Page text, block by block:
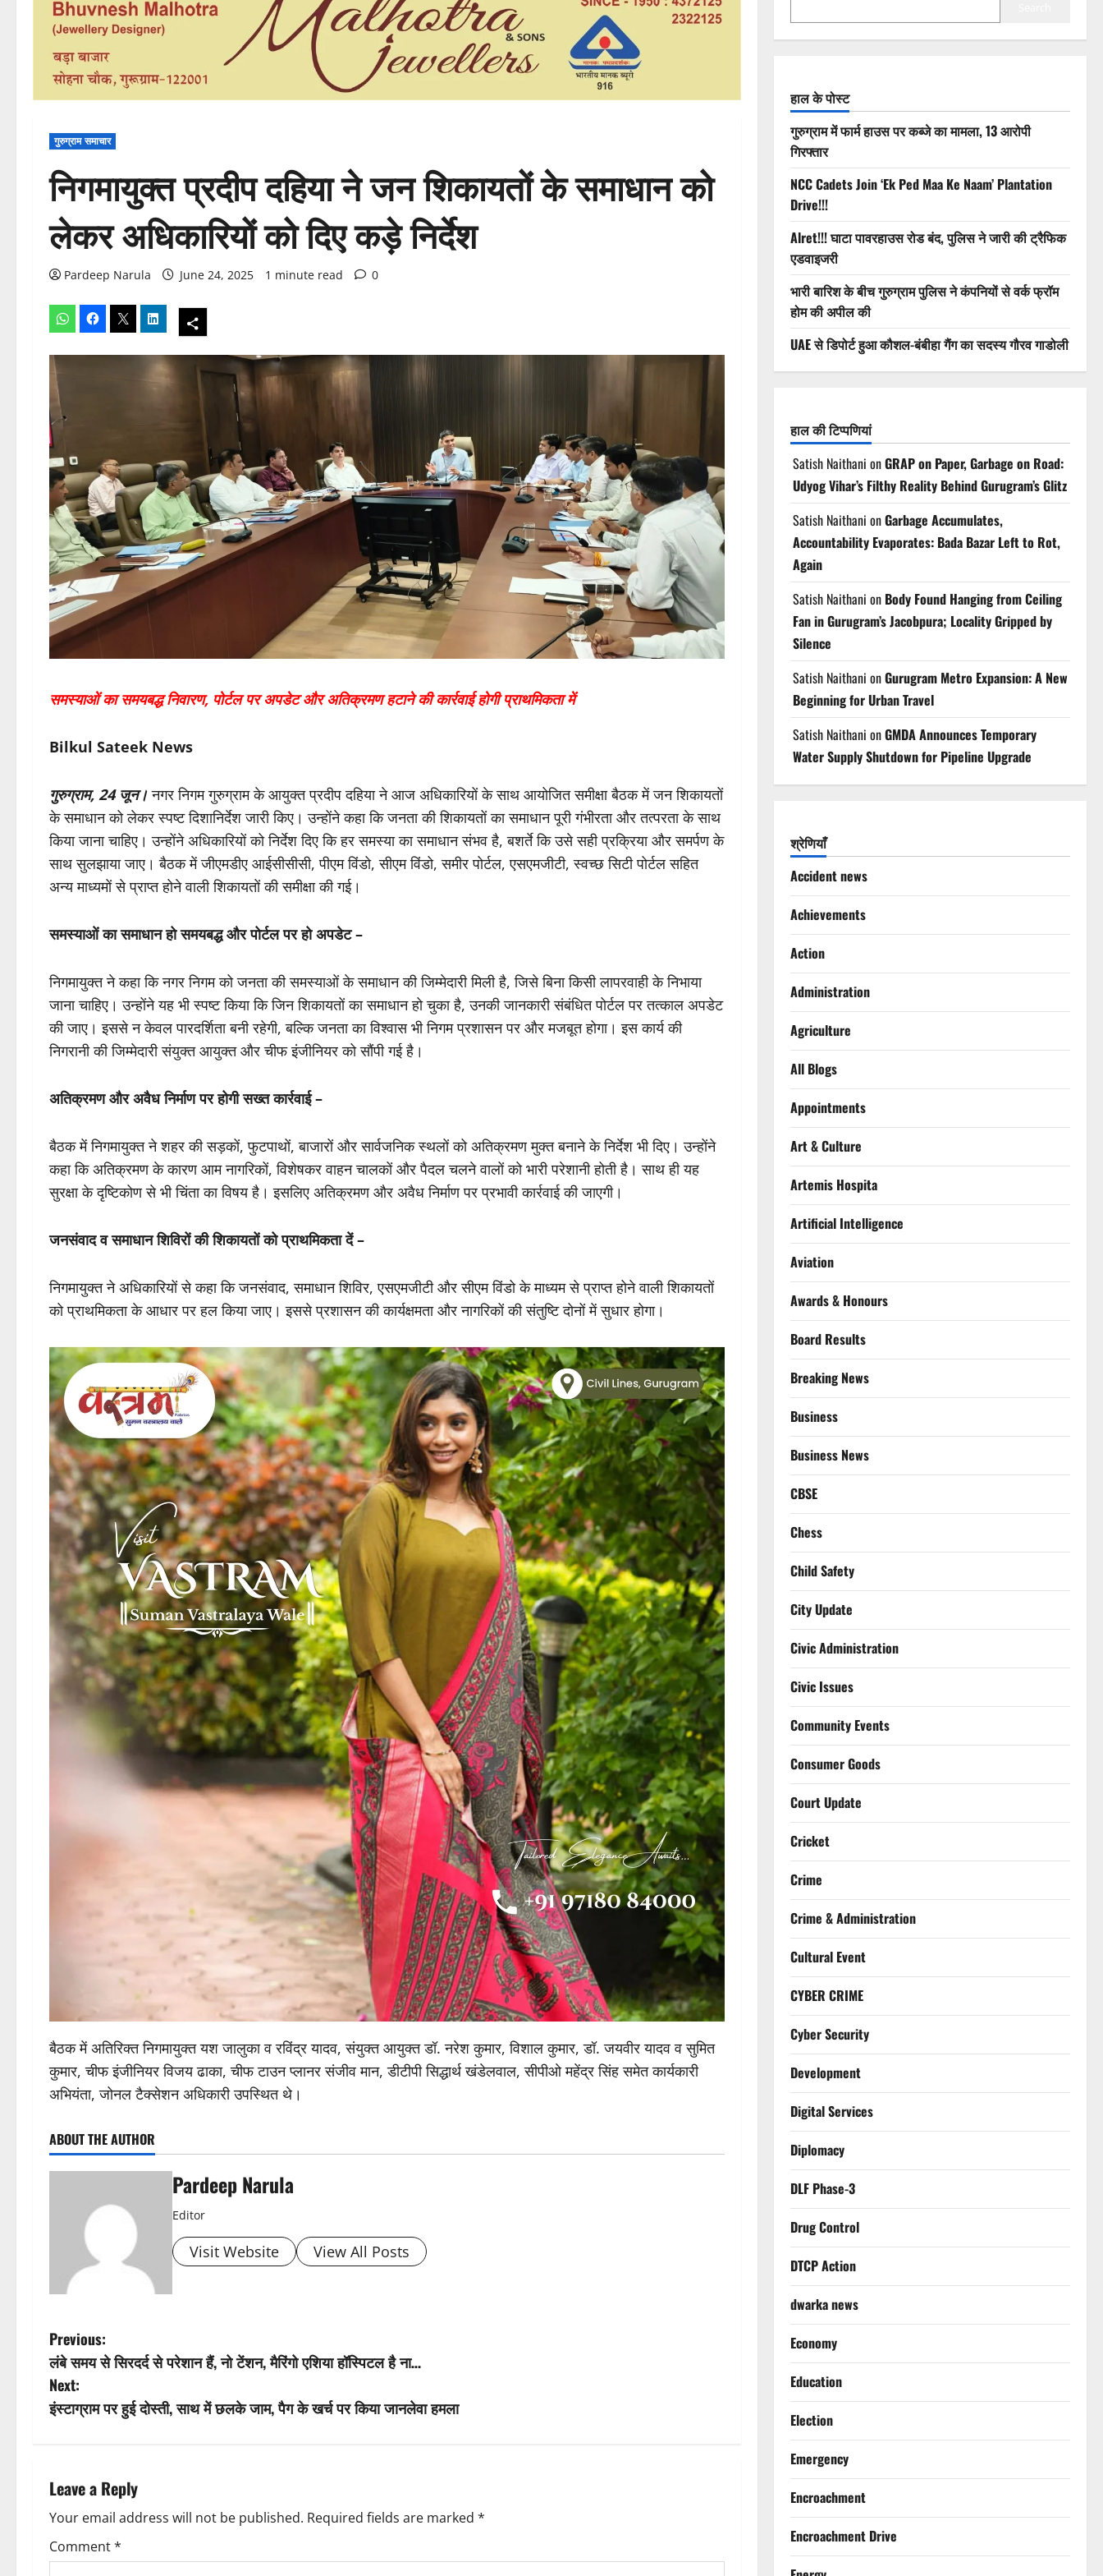
गुरुग्राम समाचार
निगमायुक्त प्रदीप दहिया ने जन शिकायतों के समाधान को
लेकर अधिकारियों को दिए कड़े निर्देश
Pardeep Narula June 24, 2025 1 minute read 0
समस्याओं का समयबद्ध निवारण, पोर्टल पर अपडेट और अतिक्रमण हटाने की कार्रवाई होगी प्राथमिकता में
Bilkul Sateek News
गुरुग्राम, 24 जून। नगर निगम गुरुग्राम के आयुक्त प्रदीप दहिया ने आज अधिकारियों के साथ आयोजित समीक्षा बैठक में जन शिकायतों
के समाधान को लेकर स्पष्ट दिशानिर्देश जारी किए। उन्होंने कहा कि जनता की शिकायतों का समाधान पूरी गंभीरता और तत्परता के साथ
किया जाना चाहिए। उन्होंने अधिकारियों को निर्देश दिए कि हर समस्या का समाधान संभव है, बशर्ते कि उसे सही प्रक्रिया और समर्पण के
साथ सुलझाया जाए। बैठक में जीएमडीए आईसीसीसी, पीएम विंडो, सीएम विंडो, समीर पोर्टल, एसएमजीटी, स्वच्छ सिटी पोर्टल सहित
अन्य माध्यमों से प्राप्त होने वाली शिकायतों की समीक्षा की गई।
समस्याओं का समाधान हो समयबद्ध और पोर्टल पर हो अपडेट –
निगमायुक्त ने कहा कि नगर निगम को जनता की समस्याओं के समाधान की जिम्मेदारी मिली है, जिसे बिना किसी लापरवाही के निभाया
जाना चाहिए। उन्होंने यह भी स्पष्ट किया कि जिन शिकायतों का समाधान हो चुका है, उनकी जानकारी संबंधित पोर्टल पर तत्काल अपडेट
की जाए। इससे न केवल पारदर्शिता बनी रहेगी, बल्कि जनता का विश्वास भी निगम प्रशासन पर और मजबूत होगा। इस कार्य की
निगरानी की जिम्मेदारी संयुक्त आयुक्त और चीफ इंजीनियर को सौंपी गई है।
अतिक्रमण और अवैध निर्माण पर होगी सख्त कार्रवाई –
बैठक में निगमायुक्त ने शहर की सड़कों, फुटपाथों, बाजारों और सार्वजनिक स्थलों को अतिक्रमण मुक्त बनाने के निर्देश भी दिए। उन्होंने
कहा कि अतिक्रमण के कारण आम नागरिकों, विशेषकर वाहन चालकों और पैदल चलने वालों को भारी परेशानी होती है। साथ ही यह
सुरक्षा के दृष्टिकोण से भी चिंता का विषय है। इसलिए अतिक्रमण और अवैध निर्माण पर प्रभावी कार्रवाई की जाएगी।
जनसंवाद व समाधान शिविरों की शिकायतों को प्राथमिकता दें –
निगमायुक्त ने अधिकारियों से कहा कि जनसंवाद, समाधान शिविर, एसएमजीटी और सीएम विंडो के माध्यम से प्राप्त होने वाली शिकायतों
को प्राथमिकता के आधार पर हल किया जाए। इससे प्रशासन की कार्यक्षमता और नागरिकों की संतुष्टि दोनों में सुधार होगा।
बैठक में अतिरिक्त निगमायुक्त यश जालुका व रविंद्र यादव, संयुक्त आयुक्त डॉ. नरेश कुमार, विशाल कुमार, डॉ. जयवीर यादव व सुमित
कुमार, चीफ इंजीनियर विजय ढाका, चीफ टाउन प्लानर संजीव मान, डीटीपी सिद्धार्थ खंडेलवाल, सीपीओ महेंद्र सिंह समेत कार्यकारी
अभियंता, जोनल टैक्सेशन अधिकारी उपस्थित थे।
ABOUT THE AUTHOR
Pardeep Narula
Editor
Visit Website View All Posts
P
o
s
n
a
v
Previous:
लंबे समय से सिरदर्द से परेशान हैं, नो टेंशन, मैरिंगो एशिया हॉस्पिटल है ना…
Next:
इंस्टाग्राम पर हुई दोस्ती, साथ में छलके जाम, पैग के खर्च पर किया जानलेवा हमला
Leave a Reply
Your email address will not be published. Required fields are marked *
Comment*
हाल के पोस्ट
गुरुग्राम में फार्म हाउस पर कब्जे का मामला, 13 आरोपी
गिरफ्तार
NCC Cadets Join ‘Ek Ped Maa Ke Naam’ Plantation
Drive!!!
Alret!!! घाटा पावरहाउस रोड बंद, पुलिस ने जारी की ट्रैफिक
एडवाइजरी
भारी बारिश के बीच गुरुग्राम पुलिस ने कंपनियों से वर्क फ्रॉम
होम की अपील की
UAE से डिपोर्ट हुआ कौशल-बंबीहा गैंग का सदस्य गौरव गाडोली
हाल की टिप्पणियां
Satish Naithani onGRAP on Paper, Garbage on Road:
Udyog Vihar’s Filthy Reality Behind Gurugram’s Glitz
Satish Naithani onGarbage Accumulates,
Accountability Evaporates: Bada Bazar Left to Rot,
Again
Satish Naithani on Body Found Hanging from Ceiling
Fan in Gurugram’s Jacobpura; Locality Gripped by
Silence
Satish Naithani onGurugram Metro Expansion: A New
Beginning for Urban Travel
Satish Naithani onGMDA Announces Temporary
Water Supply Shutdown for Pipeline Upgrade
श्रेणियाँ
Accident news
Achievements
Action
Administration
Agriculture
All Blogs
Appointments
Art & Culture
Artemis Hospita
Artificial Intelligence
Aviation
Awards & Honours
Board Results
Breaking News
Business
Business News
CBSE
Chess
Child Safety
City Update
Civic Administration
Civic Issues
Community Events
Consumer Goods
Court Update
Cricket
Crime
Crime & Administration
Cultural Event
CYBER CRIME
Cyber Security
Development
Digital Services
Diplomacy
DLF Phase-3
Drug Control
DTCP Action
dwarka news
Economy
Education
Election
Emergency
Encroachment
Encroachment Drive